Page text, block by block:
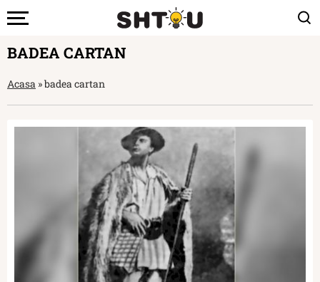
BADEA CARTAN
Acasa »badea cartan